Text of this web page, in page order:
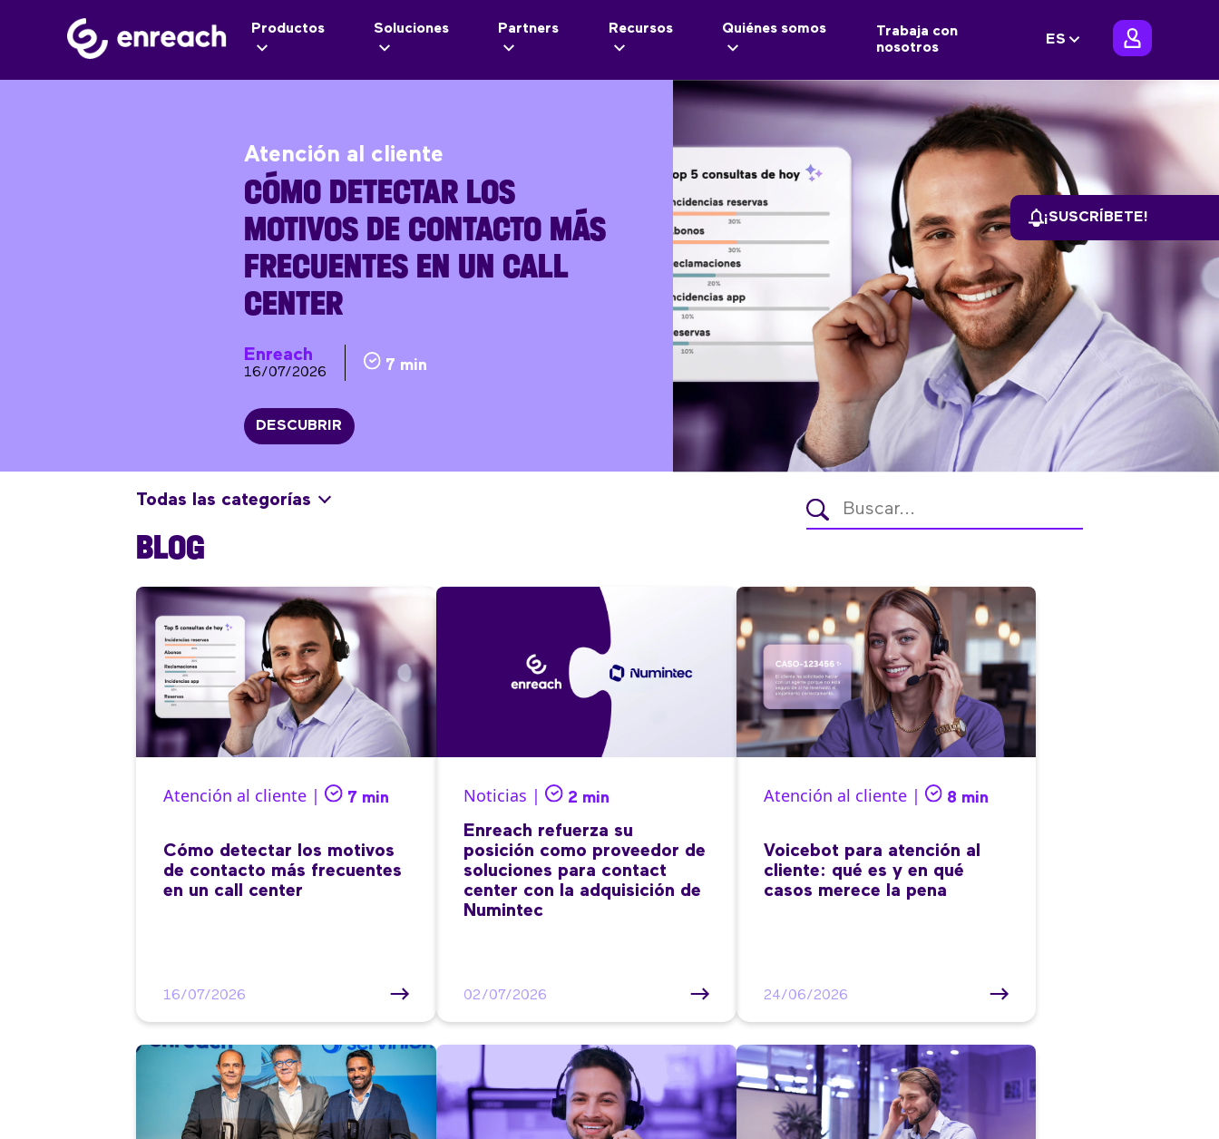
Productos Soluciones Partners Recursos Quiénes somos
Trabaja con
nosotros
ES
Atención al cliente
CÓMO DETECTAR LOS
MOTIVOS DE CONTACTO MÁS
FRECUENTES EN UN CALL
CENTER
Enreach
16/07/2026 7 min
DESCUBRIR
Todas las categorías
BLOG
Atención al cliente | 7 min
Cómo detectar los motivos
de contacto más frecuentes
en un call center
16/07/2026
Noticias | 2 min
Enreach refuerza su
posición como proveedor de
soluciones para contact
center con la adquisición de
Numintec
02/07/2026
Atención al cliente | 8 min
Voicebot para atención al
cliente: qué es y en qué
casos merece la pena
24/06/2026
¡SUSCRÍBETE!